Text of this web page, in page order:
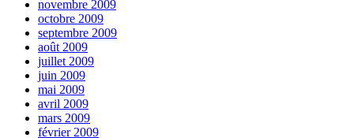
novembre 2009
octobre 2009
septembre 2009
août 2009
juillet 2009
juin 2009
mai 2009
avril 2009
mars 2009
février 2009